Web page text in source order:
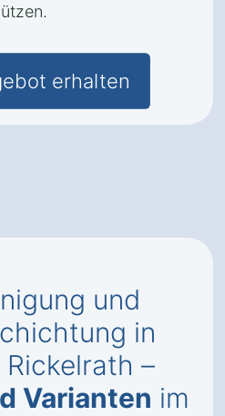
erhalten
und
in
–
Varianten im